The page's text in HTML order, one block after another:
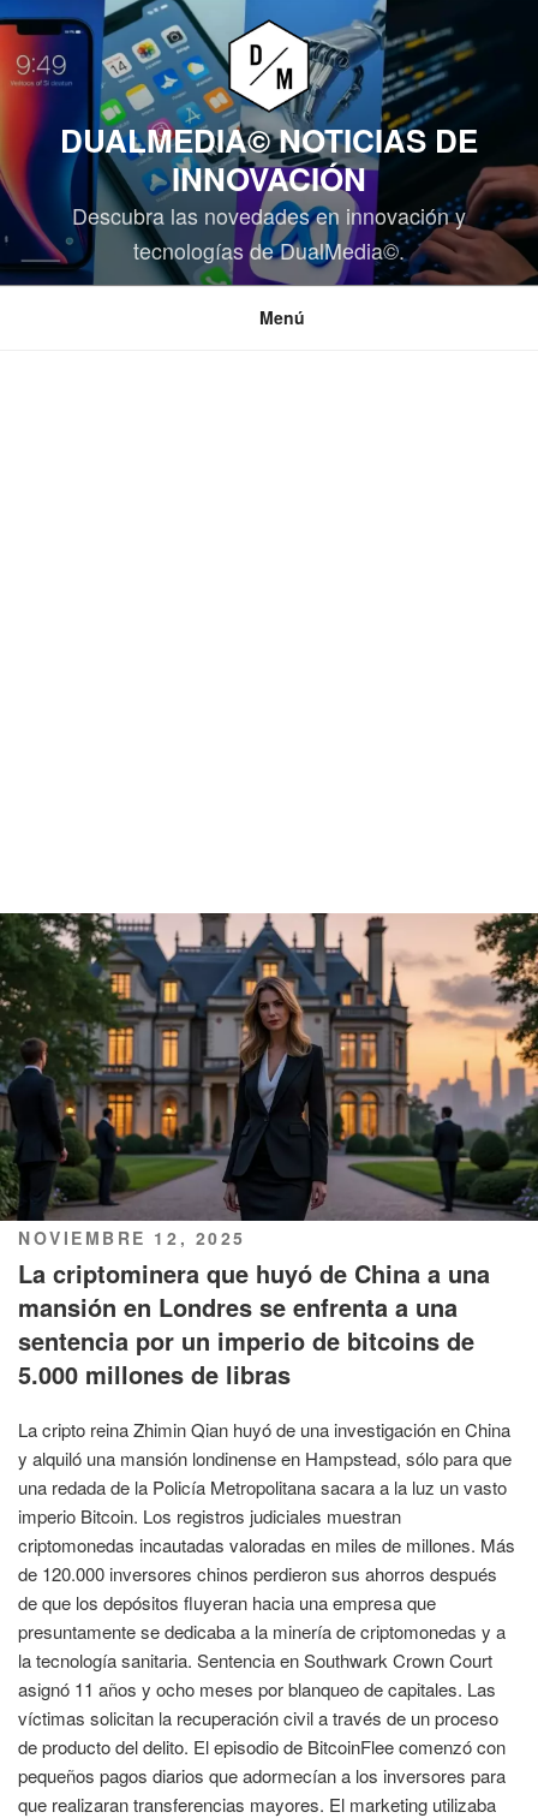
Saltar
contenido
DUALMEDIA© NOTICIAS DE
INNOVACIÓN
Descubra las novedades en innovación y
tecnologías de DualMedia©.
Menú
PUBLICADO
EL
NOVIEMBRE 12, 2025
La criptominera que huyó de China a una
mansión en Londres se enfrenta a una
sentencia por un imperio de bitcoins de
5.000 millones de libras
La cripto reina Zhimin Qian huyó de una investigación en China
y alquiló una mansión londinense en Hampstead, sólo para que
una redada de la Policía Metropolitana sacara a la luz un vasto
imperio Bitcoin. Los registros judiciales muestran
criptomonedas incautadas valoradas en miles de millones. Más
de 120.000 inversores chinos perdieron sus ahorros después
de que los depósitos fluyeran hacia una empresa que
presuntamente se dedicaba a la minería de criptomonedas y a
la tecnología sanitaria. Sentencia en Southwark Crown Court
asignó 11 años y ocho meses por blanqueo de capitales. Las
víctimas solicitan la recuperación civil a través de un proceso
de producto del delito. El episodio de BitcoinFlee comenzó con
pequeños pagos diarios que adormecían a los inversores para
que realizaran transferencias mayores. El marketing utilizaba